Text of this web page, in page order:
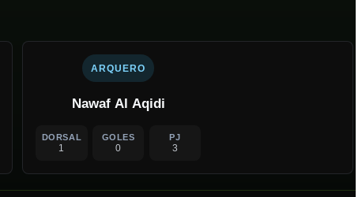
ARQUERO
Nawaf Al Aqidi
DORSAL
1
GOLES
0
PJ
3